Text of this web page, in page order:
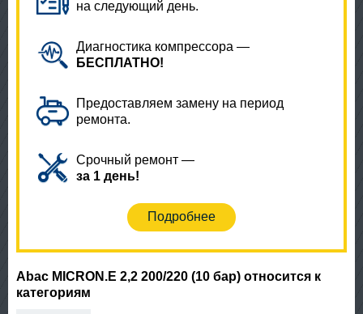
на следующий день.
Диагностика компрессора —
БЕСПЛАТНО!
Предоставляем замену на период
ремонта.
Срочный ремонт —
за 1 день!
Подробнее
Abac MICRON.E 2,2 200/220 (10 бар) относится к
категориям